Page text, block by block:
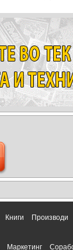
Книги Производи
Маркетинг